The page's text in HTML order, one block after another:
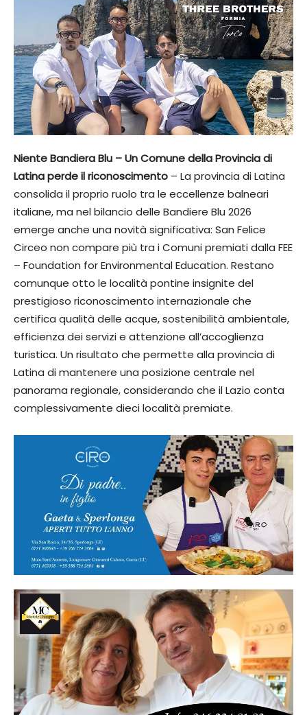
Niente Bandiera Blu – Un Comune della Provincia di
Latina perde il riconoscimento – La provincia di Latina
consolida il proprio ruolo tra le eccellenze balneari
italiane, ma nel bilancio delle Bandiere Blu 2026
emerge anche una novità significativa: San Felice
Circeo non compare più tra i Comuni premiati dalla FEE
– Foundation for Environmental Education. Restano
comunque otto le località pontine insignite del
prestigioso riconoscimento internazionale che
certifica qualità delle acque, sostenibilità ambientale,
efficienza dei servizi e attenzione all’accoglienza
turistica. Un risultato che permette alla provincia di
Latina di mantenere una posizione centrale nel
panorama regionale, considerando che il Lazio conta
complessivamente dieci località premiate.